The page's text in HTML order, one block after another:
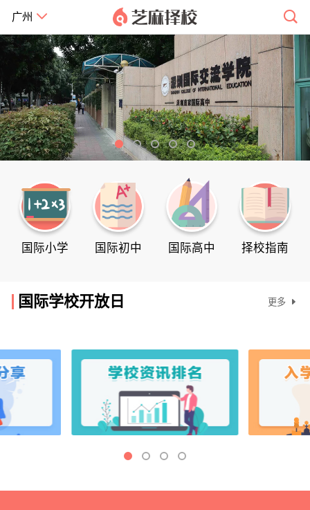
广州
国际小学 国际初中 国际高中 择校指南
国际学校开放日 更多